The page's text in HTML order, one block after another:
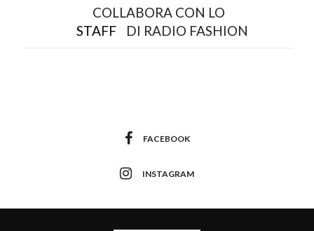
COLLABORA CON LO
STAFF
DI RADIO FASHION
FACEBOOK
INSTAGRAM